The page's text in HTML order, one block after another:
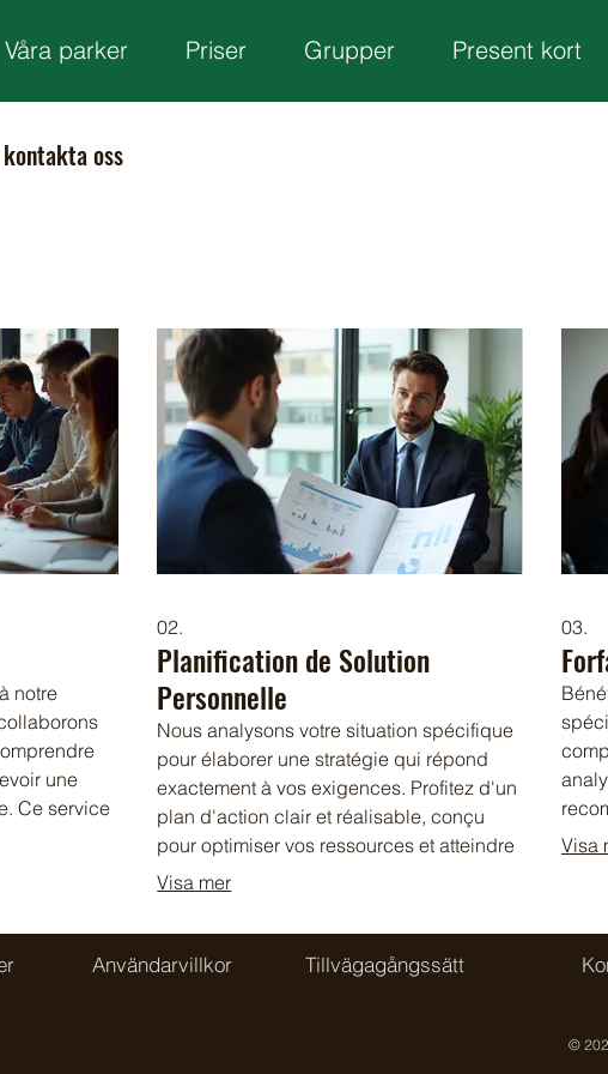
Våra parker Priser Grupper Present kort
oss
notre
une
Ce service
en
02.
Planification de Solution
Personnelle
Nous analysons votre situation spécifique
pour élaborer une stratégie qui répond
exactement à vos exigences. Profitez d'un
plan d'action clair et réalisable, conçu
pour optimiser vos ressources et atteindre
vos objectifs. Notre équipe vous guide à
œuvre fluide et efficace. Obtenez une
feuille de route personnalisée pour votre
Visa mer
03.
les
Visa
Användarvillkor Tillvägagångssätt
©